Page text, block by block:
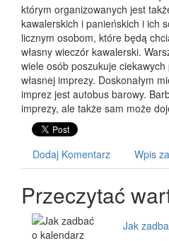
którym organizowanych jest
kawalerskich i panieńskich i ich
licznym osobom, które będą
własny wieczór kawalerski.
wiele osób poszukuje
własnej imprezy. Doskonałym
imprez jest autobus barowy.
imprezy, ale także sam może
Dodaj Komentarz Wpis
Przeczytać
Jak